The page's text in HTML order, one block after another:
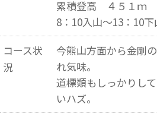
累積登高 ４５１ｍ
8：10入山～13：10下
コース状
況
今熊山方面から金剛
れ気味。
道標類もしっかりし
いハズ。